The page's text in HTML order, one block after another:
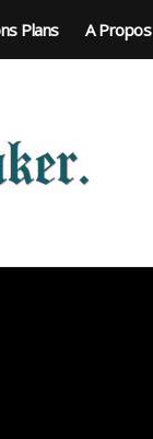
Plans A Propos